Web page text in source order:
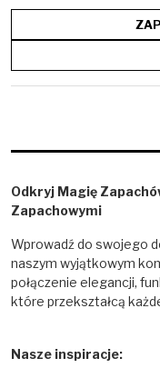
Odkryj Magię
Zapachowymi
Wprowadź do swojego
naszym wyjątkowym
połączenie elegancji,
które przekształcą
Nasze inspiracje: